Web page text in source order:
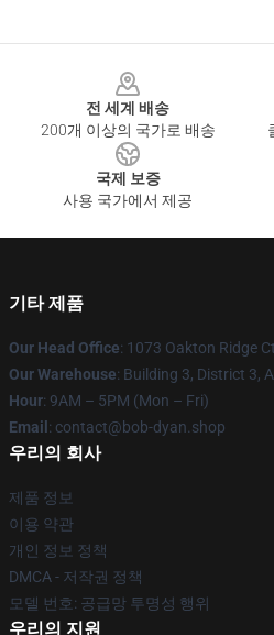
전 세계 배송
200개 이상의 국가로 배송
국제 보증
사용 국가에서 제공
기타 제품
Our Head Office: 1073 Oakton Ridge
Our Warehouse: Building 3, District 3,
Hour: 9AM – 5PM (Mon – Fri)
Email : contact@bob-dyan.shop
우리의 회사
제품 정보
이용 약관
개인 정보 정책
DMCA - 저작권 정책
모델 번호: 공급망 투명성 행위
우리의 지원